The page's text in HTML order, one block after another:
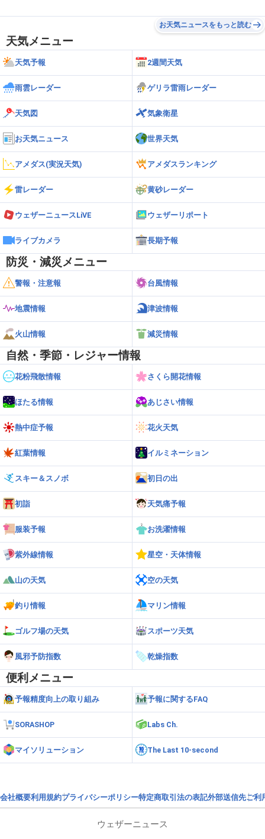
お天気ニュースをもっと読む
天気メニュー
天気予報 2週間天気
雨雲レーダー ゲリラ雷雨レーダー
天気図 気象衛星
お天気ニュース 世界天気
アメダス(実況天気) アメダスランキング
雷レーダー 黄砂レーダー
ウェザーニュースLiVE ウェザーリポート
ライブカメラ 長期予報
防災・減災メニュー
警報・注意報 台風情報
地震情報 津波情報
火山情報 減災情報
自然・季節・レジャー情報
花粉飛散情報 さくら開花情報
ほたる情報 あじさい情報
熱中症予報 花火天気
紅葉情報 イルミネーション
スキー＆スノボ 初日の出
初詣 天気痛予報
服装予報 お洗濯情報
紫外線情報 星空・天体情報
山の天気 空の天気
釣り情報 マリン情報
ゴルフ場の天気 スポーツ天気
風邪予防指数 乾燥指数
便利メニュー
予報精度向上の取り組み 予報に関するFAQ
SORASHOP Labs Ch.
マイソリューション The Last 10-second
会社概要利用規約プライバシーポリシー特定商取引法の表記外部送信先ご利
ウェザーニュース